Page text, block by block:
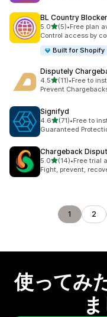
BL Country Blocker
5.05つ星中
(5)
合計レビュー数：5件
•Free plan
Control access by
Built for Shopify
Disputely
4.55つ星中
(11)
合計レビュー数：11件
•Free to
Prevent
Signifyd
4.65つ星中
(71)
合計レビュー数：71件
•Free to
Guaranteed
Chargeback
5.05つ星中
(14)
合計レビュー数：14件
•Free trial
Fight, prevent,
1 2
使ってみ